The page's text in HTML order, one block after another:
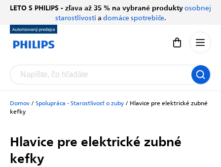
Prejsť
obsah
LETO S PHILIPS - zľava až 35 % na vybrané produktyosobnej
starostlivosti a domáce spotrebiče.
Nákupný
Domov / Spolupráca - Starostlivosť o zuby / Hlavice pre elektrické zubné
kefky
Hlavice pre elektrické zubné
kefky
Chatbot Filip
Autorizovaný predajce